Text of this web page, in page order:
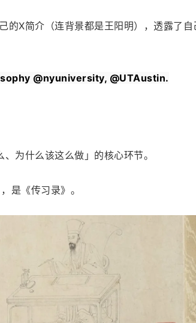
X简介（连背景都是王阳明），透露了自
@nyuniversity, @UTAustin.
为什么该这么做」的核心环节。
是《传习录》。